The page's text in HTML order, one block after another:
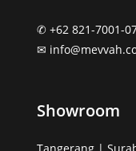
✆ +62 821-7001-
✉︎
Showroom